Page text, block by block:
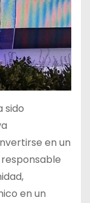
sido
en un
en un